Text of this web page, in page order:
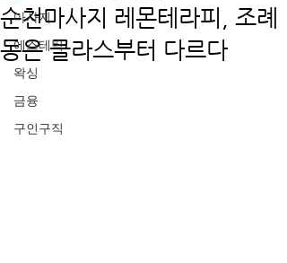
마사지
에스테틱
왁싱
금융
구인구직
순천마사지 레몬테라피, 조례
동은 클라스부터 다르다